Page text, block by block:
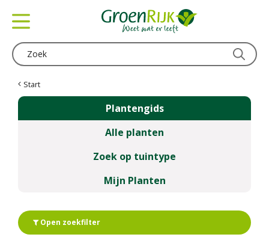
Start
Plantengids
Alle planten
Zoek op tuintype
Mijn Planten
Open zoekfilter